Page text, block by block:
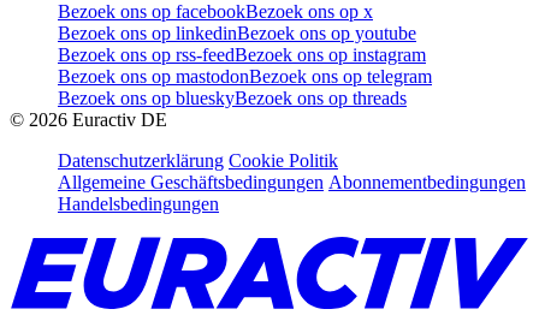
Bezoek ons op facebookBezoek ons op x
Bezoek ons op linkedinBezoek ons op youtube
Bezoek ons op rss-feedBezoek ons op instagram
Bezoek ons op mastodonBezoek ons op telegram
Bezoek ons op blueskyBezoek ons op threads
© 2026 Euractiv DE
Datenschutzerklärung Cookie Politik
Allgemeine Geschäftsbedingungen Abonnementbedingungen
Handelsbedingungen